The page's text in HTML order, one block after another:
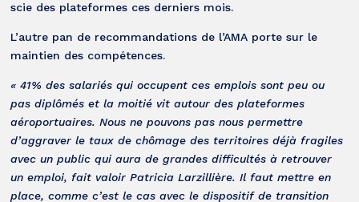
scie des plateformes ces derniers mois.
L’autre pan de recommandations de l’AMA porte sur le
maintien des compétences.
« 41% des salariés qui occupent ces emplois sont peu ou
pas diplômés et la moitié vit autour des plateformes
aéroportuaires. Nous ne pouvons pas nous permettre
d’aggraver le taux de chômage des territoires déjà fragiles
avec un public qui aura de grandes difficultés à retrouver
un emploi, fait valoir Patricia Larzillière. Il faut mettre en
place, comme c’est le cas avec le dispositif de transition